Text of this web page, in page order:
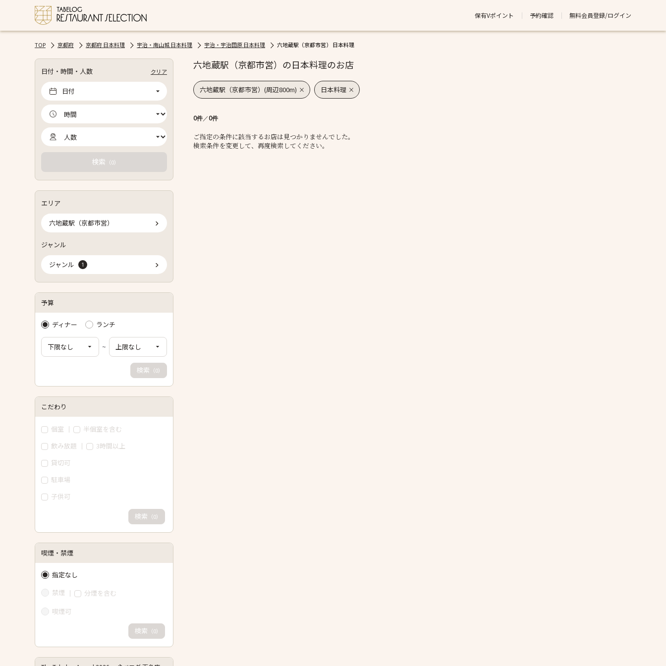
保有Vポイント 予約確認 無料会員登録/ログイン
TOP 京都府 京都府 日本料理 宇治・南山城 日本料理 宇治・宇治田原 日本料理 六地蔵駅（京都市営） 日本料理
日付・時間・人数 クリア
日付
検索 （0）
エリア
六地蔵駅（京都市営）
ジャンル
ジャンル 1
予算
ディナー ランチ
~
検索 （0）
こだわり
個室
半個室を含む
飲み放題
3時間以上
貸切可
駐車場
子供可
検索 （0）
喫煙・禁煙
指定なし
禁煙
分煙を含む
喫煙可
検索 （0）
六地蔵駅（京都市営）の日本料理のお店
六地蔵駅（京都市営）(周辺800m) 日本料理
0件／0件
ご指定の条件に該当するお店は見つかりませんでした。
検索条件を変更して、再度検索してください。